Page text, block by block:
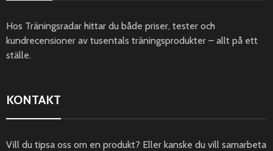
Hos Träningsradar hittar du både priser, tester och
kundrecensioner av tusentals träningsprodukter – allt på ett
ställe.
KONTAKT
Vill du tipsa oss om en produkt? Eller kanske du vill samarbeta